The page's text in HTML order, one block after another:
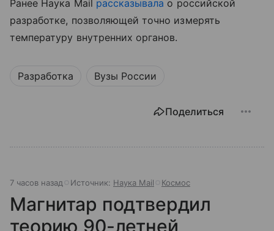
Ранее Наука Mail рассказывала о российской
разработке, позволяющей точно измерять
температуру внутренних органов.
Разработка Вузы России
Поделиться
7 часов назад Источник: Наука Mail Космос
Магнитар подтвердил
теорию 90-летней